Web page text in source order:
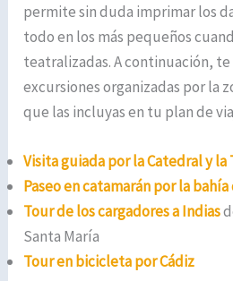
permite sin duda imprimar los
todo en los más pequeños
teatralizadas. A continuación, te
excursiones organizadas por la
que las incluyas en tu plan de
Visita guiada por la Catedral y la
Paseo en catamarán por la bahía
Tour de los cargadores a Indias
Santa María
Tour en bicicleta por Cádiz